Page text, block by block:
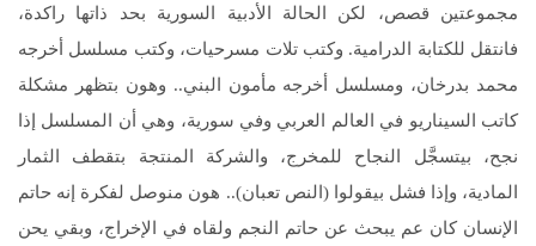
مجموعتين قصص، لكن الحالة الأدبية السورية بحد ذاتها راكدة،
فانتقل للكتابة الدرامية. وكتب تلات مسرحيات، وكتب مسلسل أخرجه
محمد بدرخان، ومسلسل أخرجه مأمون البني.. وهون بتظهر مشكلة
كاتب السيناريو في العالم العربي وفي سورية، وهي أن المسلسل إذا
نجح، بيتسجَّل النجاح للمخرج، والشركة المنتجة بتقطف الثمار
المادية، وإذا فشل بيقولوا (النص تعبان).. هون منوصل لفكرة إنه حاتم
الإنسان كان عم يبحث عن حاتم النجم ولقاه في الإخراج، وبقي يحن